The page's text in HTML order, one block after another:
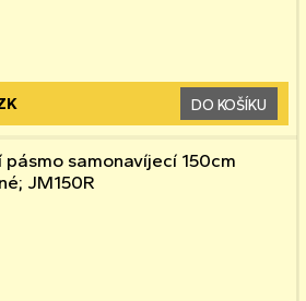
DO KOŠÍKU
pásmo samonavíjecí 150cm
JM150R